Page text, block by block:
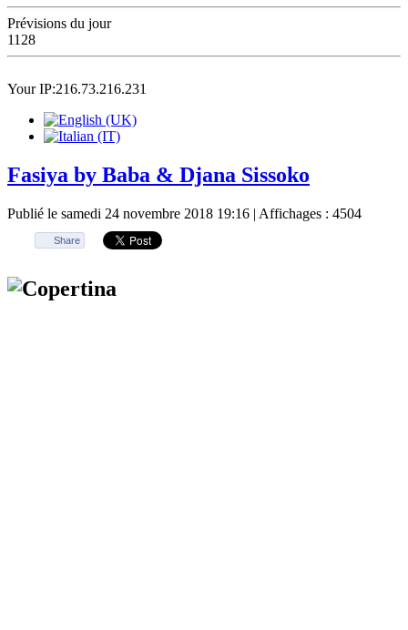
Prévisions du jour
1128
Your IP:216.73.216.231
Fasiya by Baba & Djana Sissoko
Publié le samedi 24 novembre 2018 19:16 | Affichages : 4504
Share